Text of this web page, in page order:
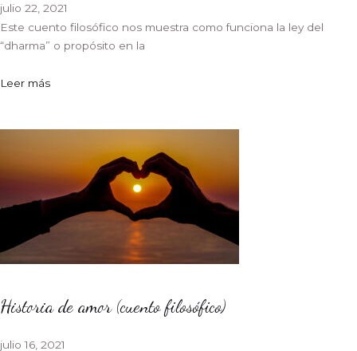
julio 22, 2021
Este cuento filosófico nos muestra como funciona la ley del
“dharma” o propósito en la
Leer más
Historia de amor (cuento filosófico)
julio 16, 2021